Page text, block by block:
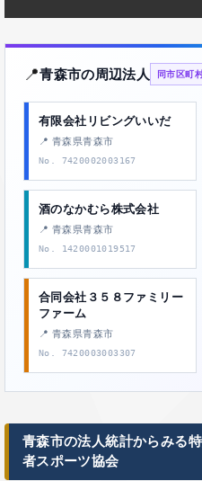
📍青森市の周辺法人 同市区町
有限会社リビングいいだ
📍 青森県青森市
No. 7420002003167
酒のなかむら株式会社
📍 青森県青森市
No. 1420001019517
合同会社３５８ファミリー
ファーム
📍 青森県青森市
No. 7420003003307
青森市の法人統計からみる
者スポーツ協会